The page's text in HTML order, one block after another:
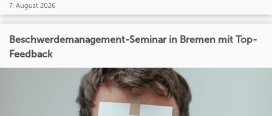
7. August 2026
Beschwerdemanagement-Seminar in Bremen mit Top-
Feedback